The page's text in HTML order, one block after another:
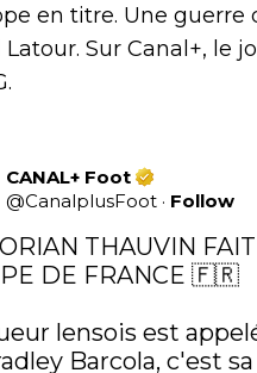
en titre. Une
Sur Canal+, le
CANAL+ Foot
@CanalplusFoot · Follow
THAUVIN
DE FRANCE 🇫🇷
lensois est
Barcola, c'est